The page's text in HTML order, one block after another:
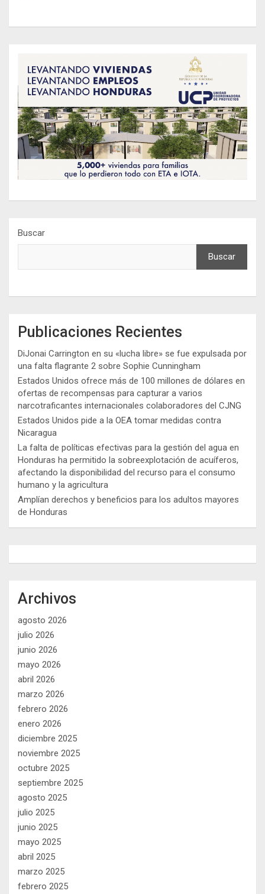
Buscar
Buscar
Publicaciones Recientes
DiJonai Carrington en su «lucha libre» se fue expulsada por
una falta flagrante 2 sobre Sophie Cunningham
Estados Unidos ofrece más de 100 millones de dólares en
ofertas de recompensas para capturar a varios
narcotraficantes internacionales colaboradores del CJNG
Estados Unidos pide a la OEA tomar medidas contra
Nicaragua
La falta de políticas efectivas para la gestión del agua en
Honduras ha permitido la sobreexplotación de acuíferos,
afectando la disponibilidad del recurso para el consumo
humano y la agricultura
Amplían derechos y beneficios para los adultos mayores
de Honduras
Archivos
agosto 2026
julio 2026
junio 2026
mayo 2026
abril 2026
marzo 2026
febrero 2026
enero 2026
diciembre 2025
noviembre 2025
octubre 2025
septiembre 2025
agosto 2025
julio 2025
junio 2025
mayo 2025
abril 2025
marzo 2025
febrero 2025